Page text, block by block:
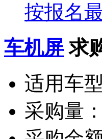
按报名
车机屏 求
适用车型
采购量：